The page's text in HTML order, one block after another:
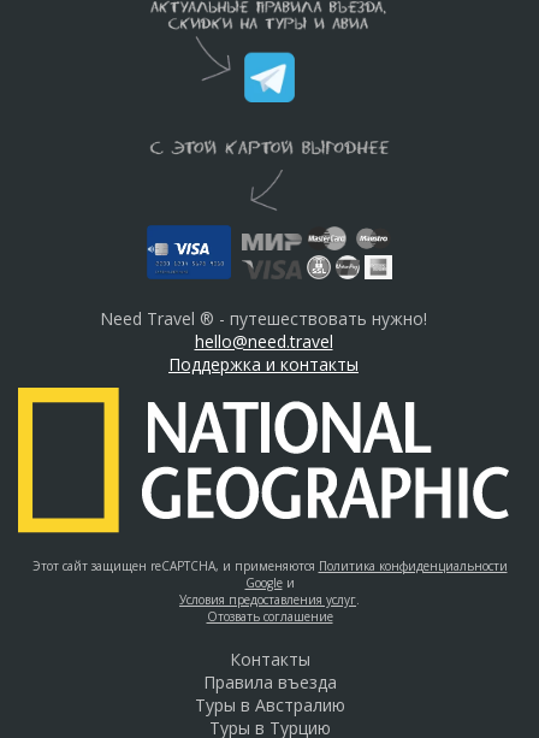
Need Travel ® - путешествовать нужно!
hello@need.travel
Поддержка и контакты
Этот сайт защищен reCAPTCHA, и применяются Политика конфиденциальности
Googleи
Условия предоставления услуг.
Отозвать соглашение
Контакты
Правила въезда
Туры в Австралию
Туры в Турцию